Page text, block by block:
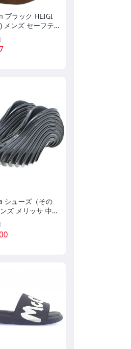
ブラック HEIGI
メンズ セーフテ
ーズ マジック 先
ニーカー 作業靴
シューズ（その
ズ メリッサ 中